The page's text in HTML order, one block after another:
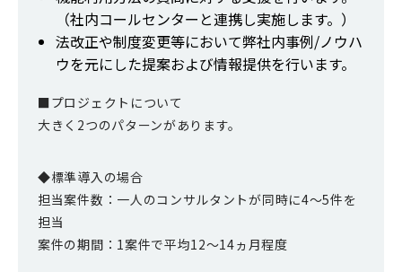
（社内コールセンターと連携し実施します。）
法改正や制度変更等において弊社内事例/ノウハ
ウを元にした提案および情報提供を行います。
■プロジェクトについて
大きく2つのパターンがあります。
◆標準導入の場合
担当案件数：一人のコンサルタントが同時に4～5件を
担当
案件の期間：1案件で平均12～14ヵ月程度